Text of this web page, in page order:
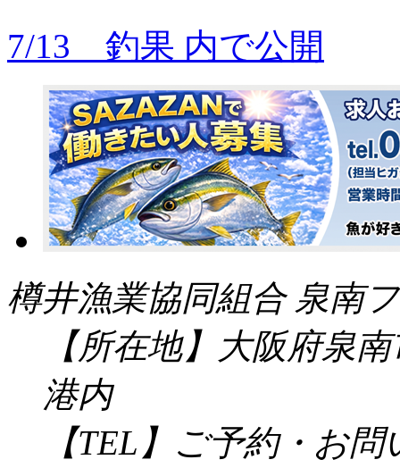
7/13 釣果 内で公開
樽井漁業協同組合 泉南
【所在地】大阪府泉
港内
【TEL】ご予約・お